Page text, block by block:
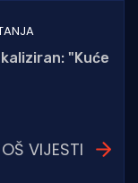
"Kuće
VIJESTI